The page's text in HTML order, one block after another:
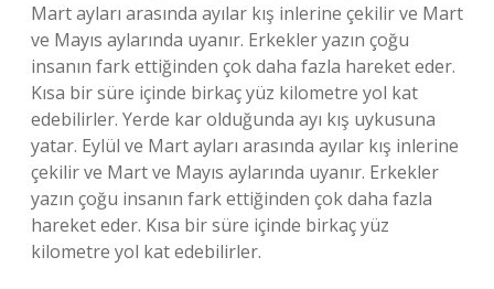
Mart ayları arasında ayılar kış inlerine çekilir ve Mart
ve Mayıs aylarında uyanır. Erkekler yazın çoğu
insanın fark ettiğinden çok daha fazla hareket eder.
Kısa bir süre içinde birkaç yüz kilometre yol kat
edebilirler. Yerde kar olduğunda ayı kış uykusuna
yatar. Eylül ve Mart ayları arasında ayılar kış inlerine
çekilir ve Mart ve Mayıs aylarında uyanır. Erkekler
yazın çoğu insanın fark ettiğinden çok daha fazla
hareket eder. Kısa bir süre içinde birkaç yüz
kilometre yol kat edebilirler.